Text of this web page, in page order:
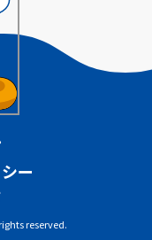
ー
reserved.